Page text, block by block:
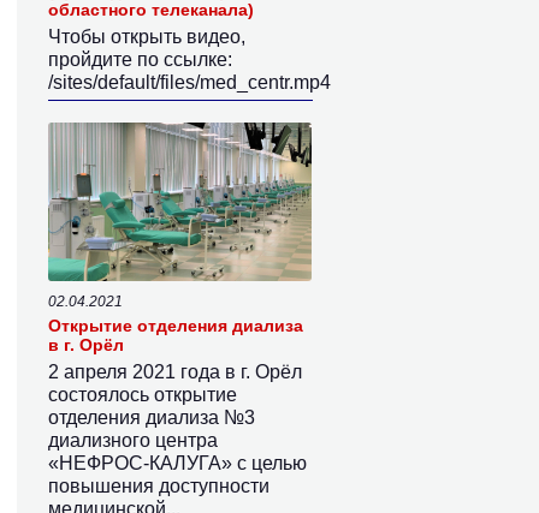
областного телеканала)
Чтобы открыть видео,
пройдите по ссылке:
/sites/default/files/med_centr.mp4
02.04.2021
Открытие отделения диализа
в г. Орёл
2 апреля 2021 года в г. Орёл
состоялось открытие
отделения диализа №3
диализного центра
«НЕФРОС-КАЛУГА» с целью
повышения доступности
медицинской...